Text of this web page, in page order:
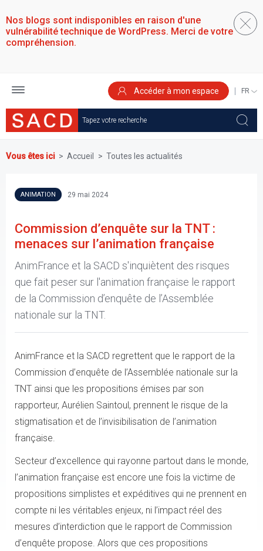
au
contenu
principal
Nos blogs sont indisponibles en raison d'une
vulnérabilité technique de WordPress. Merci de votre
compréhension.
Accéder à mon espace
YOUR
Vous êtes ici Accueil Toutes les actualités
ANIMATION 29 mai 2024
Commission d’enquête sur la TNT :
menaces sur l’animation française
AnimFrance et la SACD s'inquiètent des risques
que fait peser sur l'animation française le rapport
de la Commission d’enquête de l’Assemblée
nationale sur la TNT.
AnimFrance et la SACD regrettent que le rapport de la
Commission d’enquête de l’Assemblée nationale sur la
TNT ainsi que les propositions émises par son
rapporteur, Aurélien Saintoul, prennent le risque de la
stigmatisation et de l’invisibilisation de l’animation
française.
Secteur d’excellence qui rayonne partout dans le monde,
l’animation française est encore une fois la victime de
propositions simplistes et expéditives qui ne prennent en
compte ni les véritables enjeux, ni l’impact réel des
mesures d’interdiction que le rapport de Commission
d’enquête propose. Alors que ces propositions